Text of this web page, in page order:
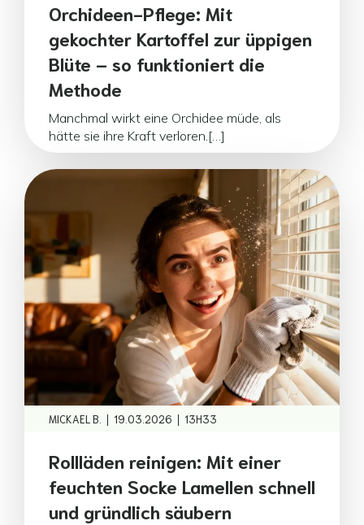
Orchideen-Pflege: Mit
gekochter Kartoffel zur üppigen
Blüte – so funktioniert die
Methode
Manchmal wirkt eine Orchidee müde, als
hätte sie ihre Kraft verloren.[…]
MICKAEL B. | 19.03.2026 | 13H33
Rollläden reinigen: Mit einer
feuchten Socke Lamellen schnell
und gründlich säubern